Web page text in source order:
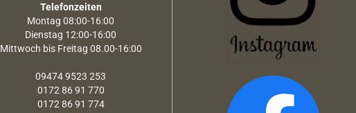
Telefonzeiten
Montag 08:00-16:00
Dienstag 12:00-16:00
Mittwoch bis Freitag 08.00-16:00
09474 9523 253
0172 86 91 770
0172 86 91 774